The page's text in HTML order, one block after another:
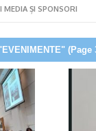
MEDIA ȘI SPONSORI
(Page